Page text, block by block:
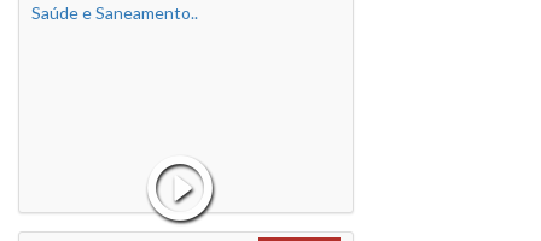
Saúde e Saneamento..